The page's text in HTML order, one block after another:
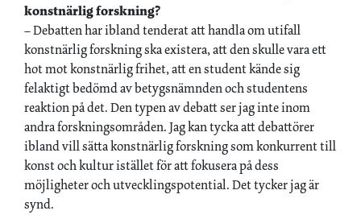
konstnärlig forskning?
– Debatten har ibland tenderat att handla om utifall
konstnärlig forskning ska existera, att den skulle vara ett
hot mot konstnärlig frihet, att en student kände sig
felaktigt bedömd av betygsnämnden och studentens
reaktion på det. Den typen av debatt ser jag inte inom
andra forskningsområden. Jag kan tycka att debattörer
ibland vill sätta konstnärlig forskning som konkurrent till
konst och kultur istället för att fokusera på dess
möjligheter och utvecklingspotential. Det tycker jag är
synd.